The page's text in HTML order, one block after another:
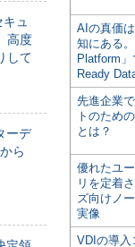
キュ
高度
して
ーデ
ら
AIの真価
知にある
Platform」
Ready
先進企業
トのため
とは？
優れたユ
リを定着
ズ向けノ
実像
VDIの導入